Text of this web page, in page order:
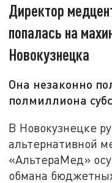
Директор
попалась на
Новокузнецка
Она незаконно
полмиллиона
В Новокузнецке
альтернативной
«АльтераМед»
обмана